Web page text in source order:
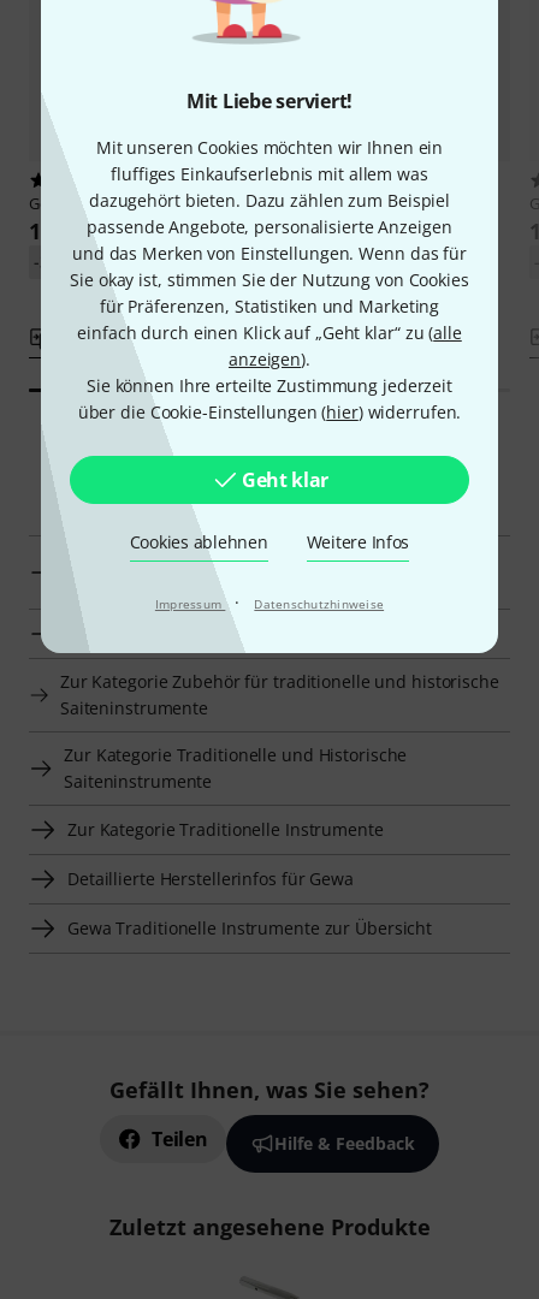
Mit Liebe serviert!
Mit unseren Cookies möchten wir Ihnen ein
fluffiges Einkaufserlebnis mit allem was
dazugehört bieten. Dazu zählen zum Beispiel
passende Angebote, personalisierte Anzeigen
und das Merken von Einstellungen. Wenn das für
Sie okay ist, stimmen Sie der Nutzung von Cookies
für Präferenzen, Statistiken und Marketing
einfach durch einen Klick auf „Geht klar“ zu (alle
anzeigen).
Sie können Ihre erteilte Zustimmung jederzeit
über die Cookie-Einstellungen (hier) widerrufen.
Geht klar
Cookies ablehnen Weitere Infos
Impressum · Datenschutzhinweise
14
Gewa Zither Pegs 5,5 x 40mm
1,10 €
UVP: 1,59 €
-31%
Vergleichen
1
GewaHammered Psaltery Peg
Right
1,10 €
UVP: 1,59 €
-31%
Vergleichen
Smart Navigator
Gewa Ersatzteile für Folkloreinstrumente zur
Zur Kategorie Ersatzteile für Folkloreinstrumente
Zur Kategorie Zubehör für traditionelle und historische
Saiteninstrumente
Zur Kategorie Traditionelle und Historische
Saiteninstrumente
Zur Kategorie Traditionelle Instrumente
Detaillierte Herstellerinfos für Gewa
Gewa Traditionelle Instrumente zur Übersicht
Gefällt Ihnen, was Sie sehen?
Teilen Hilfe & Feedback
Zuletzt angesehene Produkte